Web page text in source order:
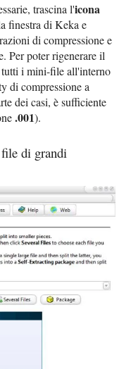
trascina l'icona
finestra di Keka e
di compressione e
Per poter rigenerare il
i mini-file all'interno
di compressione a
dei casi, è sufficiente
.001).
di grandi